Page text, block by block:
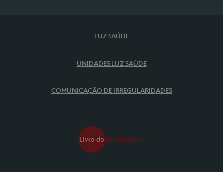
LUZ SAÚDE
UNIDADES LUZ SAÚDE
COMUNICAÇÃO DE IRREGULARIDADES